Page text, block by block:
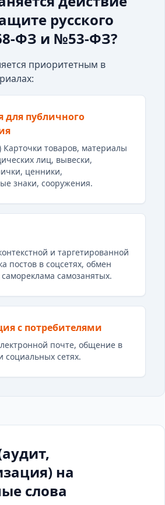
русского
ФЗ и №53-ФЗ?
приоритетным в
публичного
Карточки товаров, материалы
лиц, вывески,
ценники,
знаки, сооружения.
и таргетированной
постов в соцсетях, обмен
самозанятых.
с потребителями
почте, общение в
социальных сетях.
на
слова